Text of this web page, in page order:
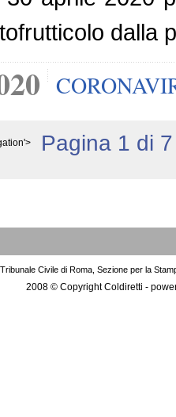
dalla
Pagina 1 di 7
Civile di Roma, Sezione per la
2008 © Copyright Coldiretti -